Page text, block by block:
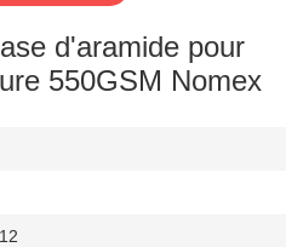
d'aramide pour
550GSM Nomex